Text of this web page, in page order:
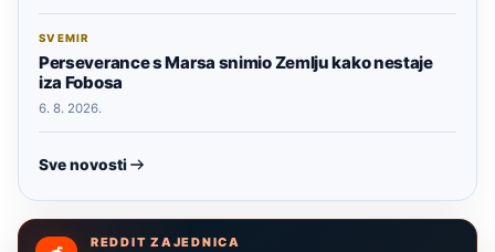
SVEMIR
Perseverance s Marsa snimio Zemlju kako nestaje
iza Fobosa
6. 8. 2026.
Sve novosti
REDDIT ZAJEDNICA